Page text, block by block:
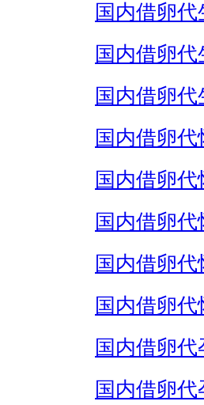
国内借卵
国内借卵代
国内借卵代
国内借卵代
国内借卵代
国内借卵
国内借卵代
国内借卵代
国内借卵代
国内借卵代